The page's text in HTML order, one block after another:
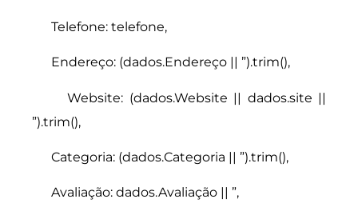
Telefone: telefone,
Endereço: (dados.Endereço || ”).trim(),
Website: (dados.Website || dados.site ||
”).trim(),
Categoria: (dados.Categoria || ”).trim(),
Avaliação: dados.Avaliação || ”,